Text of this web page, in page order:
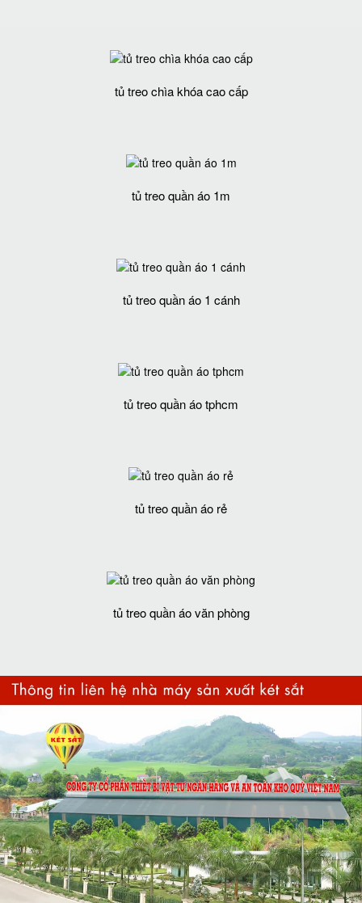
tủ treo chìa khóa cao cấp
tủ treo quần áo 1m
tủ treo quần áo 1 cánh
tủ treo quần áo tphcm
tủ treo quần áo rẻ
tủ treo quần áo văn phòng